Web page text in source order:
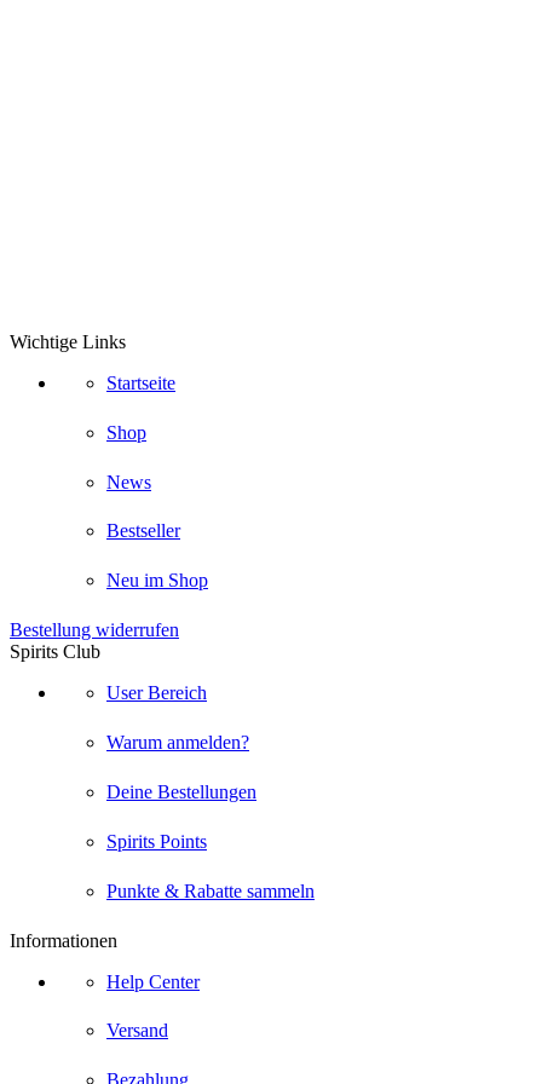
Wichtige Links
Startseite
Shop
News
Bestseller
Neu im Shop
Bestellung widerrufen
Spirits Club
User Bereich
Warum anmelden?
Deine Bestellungen
Spirits Points
Punkte & Rabatte sammeln
Informationen
Help Center
Versand